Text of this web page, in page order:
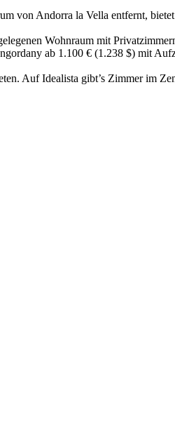
von Andorra la Vella entfernt,
Wohnraum mit
ab 1.100 € (1.238 $) mit
Auf Idealista gibt’s Zimmer im